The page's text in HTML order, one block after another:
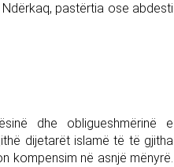
pastërtia ose abdesti
dhe obligueshmërinë e
dijetarët islamë të të gjitha
kompensim në asnjë mënyrë.